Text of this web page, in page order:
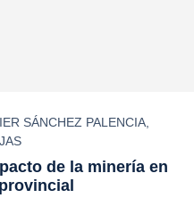
SÁNCHEZ PALENCIA
de la minería en